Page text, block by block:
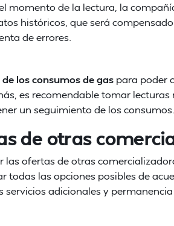
momento de la lectura, la
históricos, que será
de errores.
los consumos de gas para poder
es recomendable tomar lecturas
un seguimiento de los consumos.
de otras
las ofertas de otras
todas las opciones posibles de
adicionales y permanencia